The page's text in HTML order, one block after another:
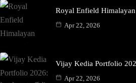
Royal Enfield
Apr 22, 2026
Vijay Kedia Portfolio
Apr 22, 2026